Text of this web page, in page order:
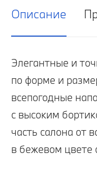
Описание
Элегантные и
по форме и
всепогодные
с высоким
часть салона от
в бежевом цвете